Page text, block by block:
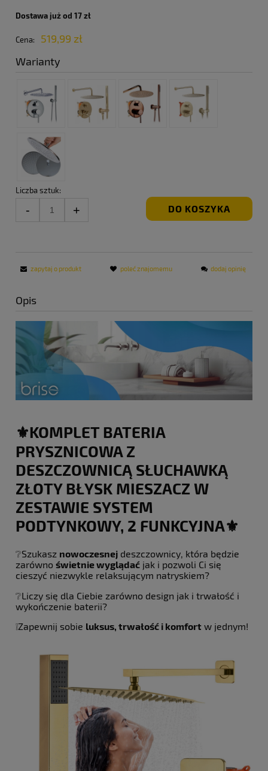
Dostawa już od 17 zł
Cena:
519,99 zł
Warianty
Liczba sztuk:
DO KOSZYKA
zapytaj o produkt poleć znajomemu dodaj opinię
Opis
⚜️KOMPLET BATERIA
PRYSZNICOWA Z
DESZCZOWNICĄ SŁUCHAWKĄ
ZŁOTY BŁYSK MIESZACZ W
ZESTAWIE SYSTEM
PODTYNKOWY, 2 FUNKCYJNA⚜️
❔Szukasz nowoczesnej deszczownicy, która będzie
zarówno świetnie wyglądać jak i pozwoli Ci się
cieszyć niezwykle relaksującym natryskiem?
❔Liczy się dla Ciebie zarówno design jak i trwałość i
wykończenie baterii?
❕Zapewnij sobie luksus, trwałość i komfort w jednym!